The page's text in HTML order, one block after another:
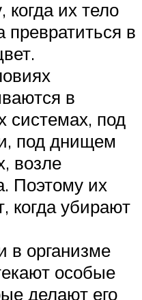
их тело
превратиться в
в
системах, под
под днищем
возле
Поэтому их
когда убирают
в организме
особые
делают его